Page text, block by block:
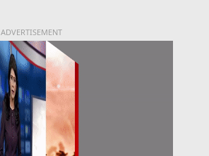
ADVERTISEMENT